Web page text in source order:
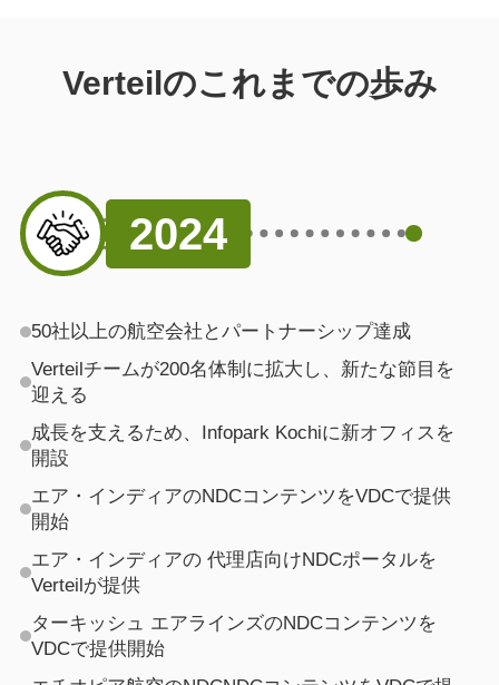
Verteilのこれまでの歩み
2024
50社以上の航空会社とパートナーシップ達成
Verteilチームが200名体制に拡大し、新たな節目を
迎える
成長を支えるため、Infopark Kochiに新オフィスを
開設
エア・インディアのNDCコンテンツをVDCで提供
開始
エア・インディアの 代理店向けNDCポータルを
Verteilが提供
ターキッシュ エアラインズのNDCコンテンツを
VDCで提供開始